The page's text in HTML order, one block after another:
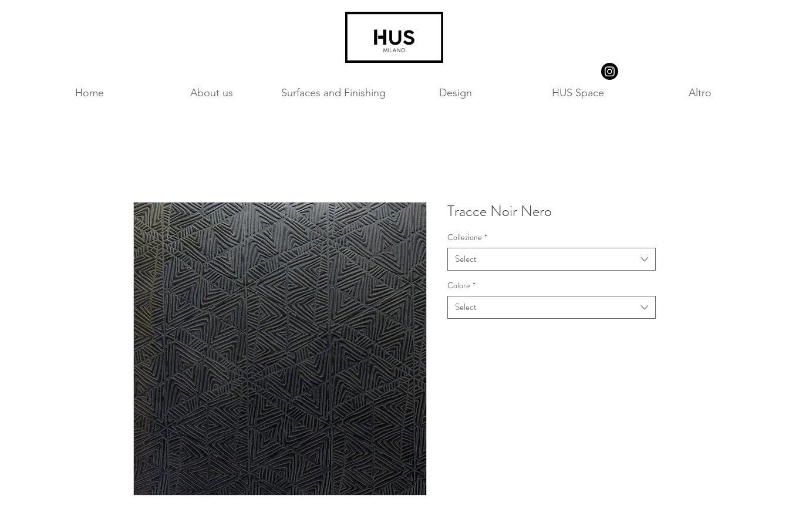
Home About us Surfaces and Finishing Design HUS Space Altro
Tracce Noir Nero
Collezione *
Select
Colore *
Select